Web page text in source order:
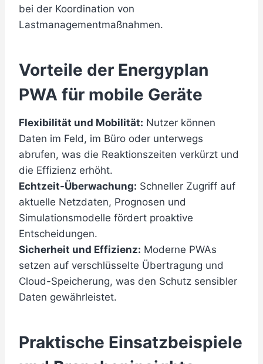
bei der Koordination von
Lastmanagementmaßnahmen.
Vorteile der Energyplan
PWA für mobile Geräte
Flexibilität und Mobilität: Nutzer können
Daten im Feld, im Büro oder unterwegs
abrufen, was die Reaktionszeiten verkürzt und
die Effizienz erhöht.
Echtzeit-Überwachung: Schneller Zugriff auf
aktuelle Netzdaten, Prognosen und
Simulationsmodelle fördert proaktive
Entscheidungen.
Sicherheit und Effizienz: Moderne PWAs
setzen auf verschlüsselte Übertragung und
Cloud-Speicherung, was den Schutz sensibler
Daten gewährleistet.
Praktische Einsatzbeispiele